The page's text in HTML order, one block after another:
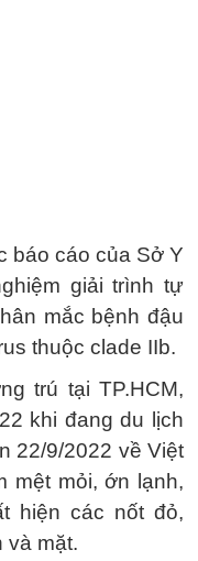
báo cáo của Sở Y
giải trình tự
mắc bệnh đậu
thuộc clade IIb.
trú tại TP.HCM,
khi đang du lịch
22/9/2022 về Việt
mệt mỏi, ớn lạnh,
hiện các nốt đỏ,
và mặt.